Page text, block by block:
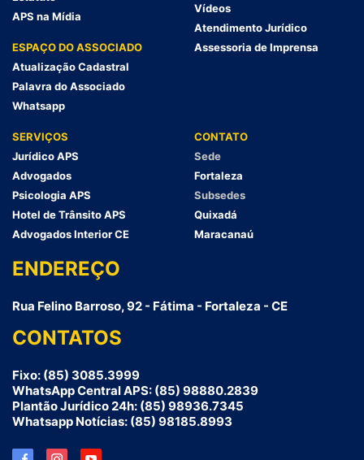
APS na Mídia
ESPAÇO DO ASSOCIADO
Atualização Cadastral
Palavra do Associado
Whatsapp
Vídeos
Atendimento Jurídico
Assessoria de Imprensa
SERVIÇOS
Jurídico APS
Advogados
Psicologia APS
Hotel de Trânsito APS
Advogados Interior CE
CONTATO
Sede
Fortaleza
Subsedes
Quixadá
Maracanaú
ENDEREÇO
Rua Felino Barroso, 92 - Fátima - Fortaleza - CE
CONTATOS
Fixo: (85) 3085.3999
WhatsApp Central APS: (85) 98880.2839
Plantão Jurídico 24h: (85) 98936.7345
Whatsapp Notícias: (85) 98185.8993